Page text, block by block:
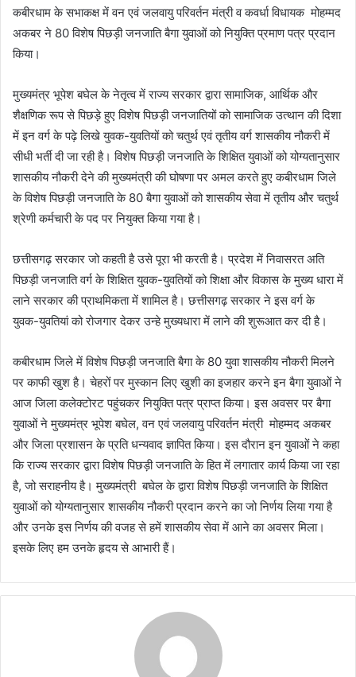
कबीरधाम के सभाकक्ष में वन एवं जलवायु परिवर्तन मंत्री व कवर्धा विधायक मोहम्मद
अकबर ने 80 विशेष पिछड़ी जनजाति बैगा युवाओं को नियुक्ति प्रमाण पत्र प्रदान
किया।
मुख्यमंत्र भूपेश बघेल के नेतृत्व में राज्य सरकार द्वारा सामाजिक, आर्थिक और
शैक्षणिक रूप से पिछड़े हुए विशेष पिछड़ी जनजातियों को सामाजिक उत्थान की दिशा
में इन वर्ग के पढ़े लिखे युवक-युवतियों को चतुर्थ एवं तृतीय वर्ग शासकीय नौकरी में
सीधी भर्ती दी जा रही है। विशेष पिछड़ी जनजाति के शिक्षित युवाओं को योग्यतानुसार
शासकीय नौकरी देने की मुख्यमंत्री की घोषणा पर अमल करते हुए कबीरधाम जिले
के विशेष पिछड़ी जनजाति के 80 बैगा युवाओं को शासकीय सेवा में तृतीय और चतुर्थ
श्रेणी कर्मचारी के पद पर नियुक्त किया गया है।
छत्तीसगढ़ सरकार जो कहती है उसे पूरा भी करती है। प्रदेश में निवासरत अति
पिछड़ी जनजाति वर्ग के शिक्षित युवक-युवतियों को शिक्षा और विकास के मुख्य धारा में
लाने सरकार की प्राथमिकता में शामिल है। छत्तीसगढ़ सरकार ने इस वर्ग के
युवक-युवतियां को रोजगार देकर उन्हे मुख्यधारा में लाने की शुरूआत कर दी है।
कबीरधाम जिले में विशेष पिछड़ी जनजाति बैगा के 80 युवा शासकीय नौकरी मिलने
पर काफी खुश है। चेहरों पर मुस्कान लिए खुशी का इजहार करने इन बैगा युवाओं ने
आज जिला कलेक्टोरट पहुंचकर नियुक्ति पत्र प्राप्त किया। इस अवसर पर बैगा
युवाओं ने मुख्यमंत्र भूपेश बघेल, वन एवं जलवायु परिवर्तन मंत्री मोहम्मद अकबर
और जिला प्रशासन के प्रति धन्यवाद ज्ञापित किया। इस दौरान इन युवाओं ने कहा
कि राज्य सरकार द्वारा विशेष पिछड़ी जनजाति के हित में लगातार कार्य किया जा रहा
है, जो सराहनीय है। मुख्यमंत्री बघेल के द्वारा विशेष पिछड़ी जनजाति के शिक्षित
युवाओं को योग्यतानुसार शासकीय नौकरी प्रदान करने का जो निर्णय लिया गया है
और उनके इस निर्णय की वजह से हमें शासकीय सेवा में आने का अवसर मिला।
इसके लिए हम उनके हृदय से आभारी हैं।